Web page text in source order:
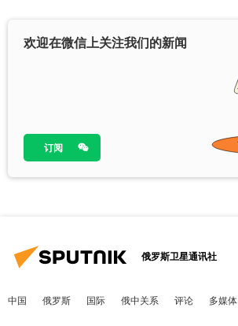
欢迎在微信上关注我们的新闻
订阅
俄罗斯卫星通讯社
中国 俄罗斯 国际 俄中关系 评论 多媒体